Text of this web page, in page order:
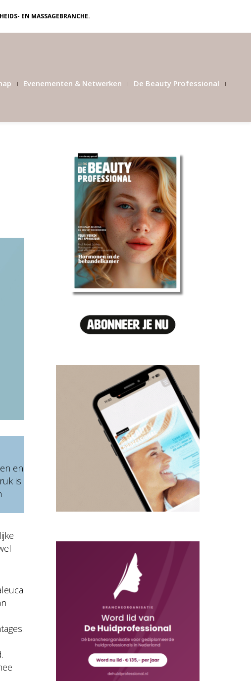
EN MASSAGEBRANCHE.
Evenementen & Netwerken De Beauty Professional
en
is